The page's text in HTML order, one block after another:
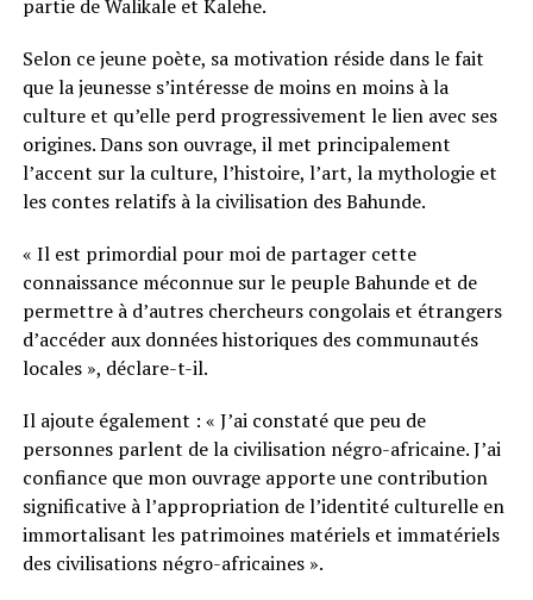
partie de Walikale et Kalehe.
Selon ce jeune poète, sa motivation réside dans le fait
que la jeunesse s’intéresse de moins en moins à la
culture et qu’elle perd progressivement le lien avec ses
origines. Dans son ouvrage, il met principalement
l’accent sur la culture, l’histoire, l’art, la mythologie et
les contes relatifs à la civilisation des Bahunde.
« Il est primordial pour moi de partager cette
connaissance méconnue sur le peuple Bahunde et de
permettre à d’autres chercheurs congolais et étrangers
d’accéder aux données historiques des communautés
locales », déclare-t-il.
Il ajoute également : « J’ai constaté que peu de
personnes parlent de la civilisation négro-africaine. J’ai
confiance que mon ouvrage apporte une contribution
significative à l’appropriation de l’identité culturelle en
immortalisant les patrimoines matériels et immatériels
des civilisations négro-africaines ».